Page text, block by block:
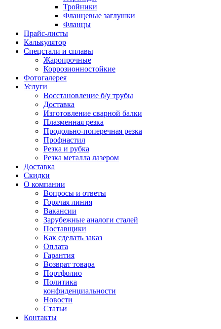
Тройники
Фланцевые заглушки
Фланцы
Прайс-листы
Калькулятор
Спецстали и сплавы
Жаропрочные
Коррозионностойкие
Фотогалерея
Услуги
Восстановление б/у трубы
Доставка
Изготовление сварной балки
Плазменная резка
Продольно-поперечная резка
Профнастил
Резка и рубка
Резка металла лазером
Доставка
Скидки
О компании
Вопросы и ответы
Горячая линия
Вакансии
Зарубежные аналоги сталей
Поставщики
Как сделать заказ
Оплата
Гарантия
Возврат товара
Портфолио
Политика
конфиденциальности
Новости
Статьи
Контакты